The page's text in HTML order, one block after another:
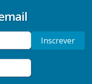
Inscrever